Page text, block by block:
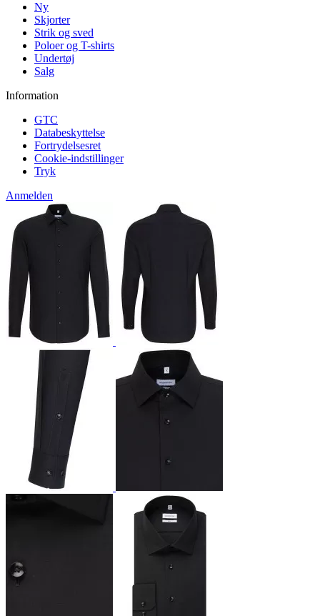
Ny
Skjorter
Strik og sved
Poloer og T-shirts
Undertøj
Salg
Information
GTC
Databeskyttelse
Fortrydelsesret
Cookie-indstillinger
Tryk
Anmelden